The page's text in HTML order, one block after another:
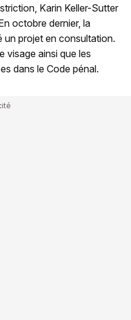
Karin Keller-Sutter
octobre dernier, la
un projet en consultation.
visage ainsi que les
dans le Code pénal.